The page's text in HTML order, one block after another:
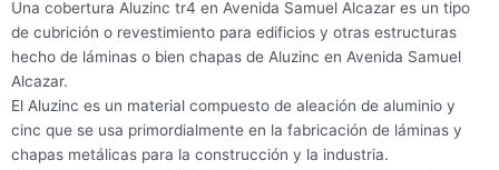
Una cobertura Aluzinc tr4 en Avenida Samuel Alcazar es un tipo
de cubrición o revestimiento para edificios y otras estructuras
hecho de láminas o bien chapas de Aluzinc en Avenida Samuel
Alcazar.
El Aluzinc es un material compuesto de aleación de aluminio y
cinc que se usa primordialmente en la fabricación de láminas y
chapas metálicas para la construcción y la industria.